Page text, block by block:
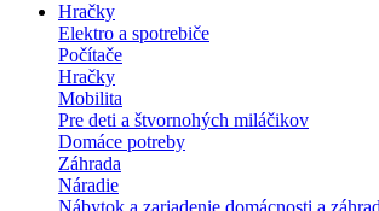
Hračky
Elektro a spotrebiče
Počítače
Hračky
Mobilita
Pre deti a štvornohých miláčikov
Domáce potreby
Záhrada
Náradie
Nábytok a zariadenie domácnosti a